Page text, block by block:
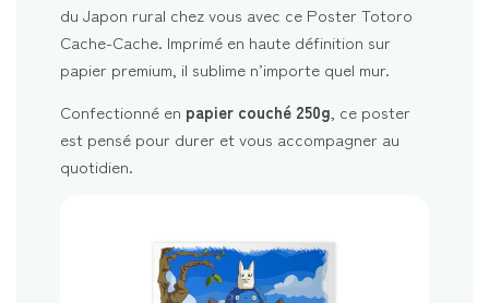
du Japon rural chez vous avec ce Poster Totoro
Cache-Cache. Imprimé en haute définition sur
papier premium, il sublime n’importe quel mur.
Confectionné en papier couché 250g , ce poster
est pensé pour durer et vous accompagner au
quotidien.